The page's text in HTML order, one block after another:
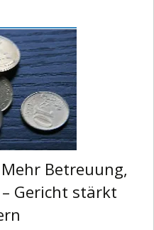
Betreuung,
Gericht stärkt